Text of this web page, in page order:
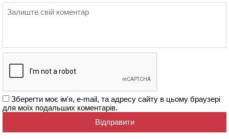
Зберегти моє ім'я, e-mail, та адресу сайту в цьому браузері
для моїх подальших коментарів.